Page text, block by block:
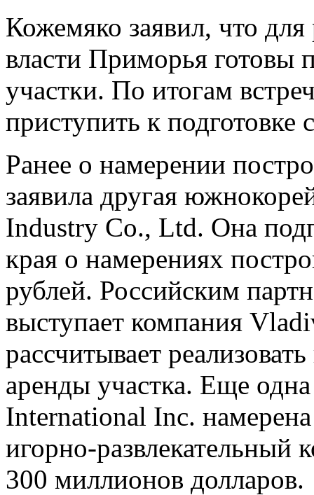
Кожемяко заявил, что для
власти Приморья готовы
участки. По итогам
приступить к подготовке
Ранее о намерении
заявила другая
Industry Co., Ltd. Она
края о намерениях
рублей. Российским
выступает компания
рассчитывает
аренды участка. Еще
International Inc.
игорно-развлекательный
300 миллионов долларов.